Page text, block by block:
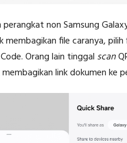
non Samsung
file caranya, pilih
Orang lain tinggal scan
link dokumen ke